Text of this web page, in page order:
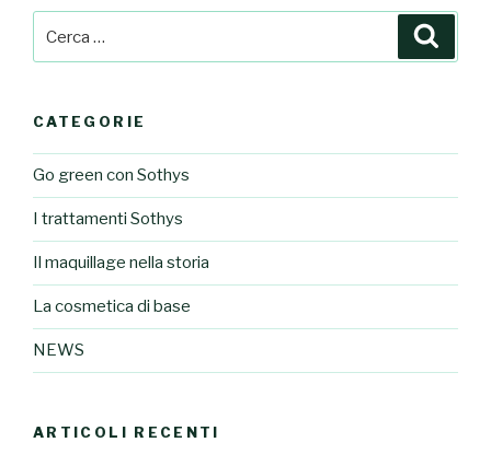
CATEGORIE
Go green con Sothys
I trattamenti Sothys
Il maquillage nella storia
La cosmetica di base
NEWS
ARTICOLI RECENTI